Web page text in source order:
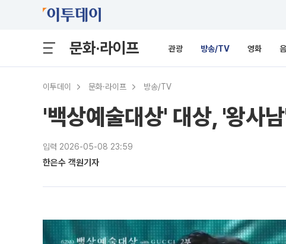
문화·라이프 관광 방송/TV 영화
이투데이 문화·라이프 방송/TV
'백상예술대상' 대상, '왕사
입력 2026-05-08 23:59
한은수 객원기자